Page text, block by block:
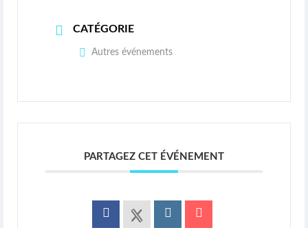
CATÉGORIE
Autres événements
PARTAGEZ CET ÉVÉNEMENT